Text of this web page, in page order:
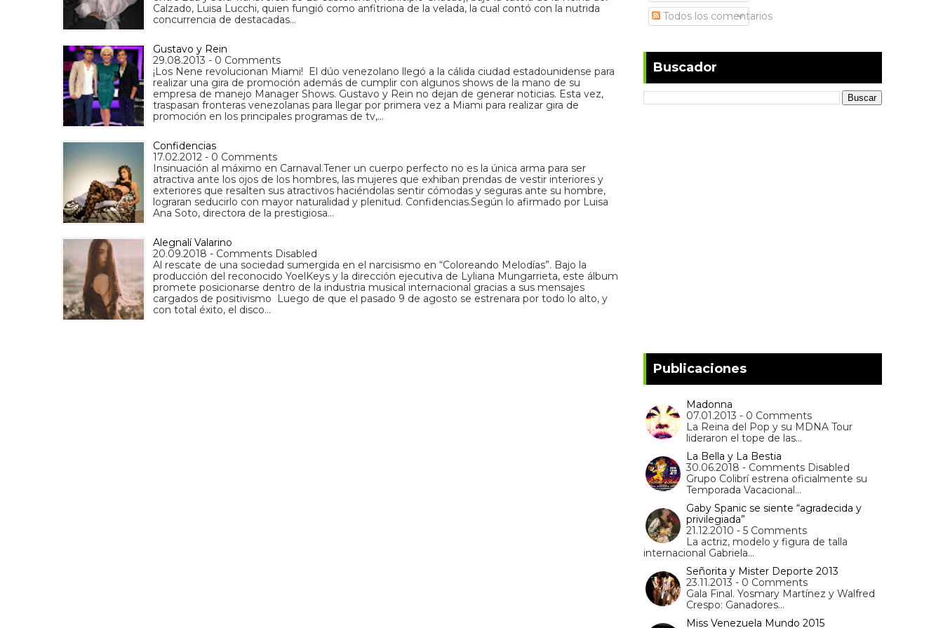
Calzado, Luisa Lucchi, quien fungió como anfitriona de la velada, la cual contó con la nutrida
concurrencia de destacadas…
Gustavo y Rein
29.08.2013 - 0 Comments
¡Los Nene revolucionan Miami! El dúo venezolano llegó a la cálida ciudad estadounidense para
realizar una gira de promoción además de cumplir con algunos shows de la mano de su
empresa de manejo Manager Shows. Gustavo y Rein no dejan de generar noticias. Esta vez,
traspasan fronteras venezolanas para llegar por primera vez a Miami para realizar gira de
promoción en los principales programas de tv,…
Confidencias
17.02.2012 - 0 Comments
Insinuación al máximo en Carnaval.Tener un cuerpo perfecto no es la única arma para ser
atractiva ante los ojos de los hombres, las mujeres que exhiban prendas de vestir interiores y
exteriores que resalten sus atractivos haciéndolas sentir cómodas y seguras ante su hombre,
lograran seducirlo con mayor naturalidad y plenitud. Confidencias.Según lo afirmado por Luisa
Ana Soto, directora de la prestigiosa…
Alegnalí Valarino
20.09.2018 - Comments Disabled
Al rescate de una sociedad sumergida en el narcisismo en “Coloreando Melodías”. Bajo la
producción del reconocido YoelKeys y la dirección ejecutiva de Lyliana Mungarrieta, este álbum
promete posicionarse dentro de la industria musical internacional gracias a sus mensajes
cargados de positivismo Luego de que el pasado 9 de agosto se estrenara por todo lo alto, y
con total éxito, el disco…
Todos los comentarios
Buscador
Publicaciones
Madonna
07.01.2013 - 0 Comments
La Reina del Pop y su MDNA Tour
lideraron el tope de las…
La Bella y La Bestia
30.06.2018 - Comments Disabled
Grupo Colibrí estrena oficialmente su
Temporada Vacacional…
Gaby Spanic se siente “agradecida y
privilegiada”
21.12.2010 - 5 Comments
La actriz, modelo y figura de talla
internacional Gabriela…
Señorita y Mister Deporte 2013
23.11.2013 - 0 Comments
Gala Final. Yosmary Martínez y Walfred
Crespo: Ganadores…
Miss Venezuela Mundo 2015